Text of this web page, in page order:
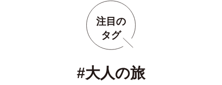
注目の
タグ
#大人の旅